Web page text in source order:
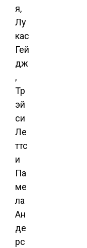
я,
Лу
кас
Гей
дж
,
Тр
эй
си
Ле
ттс
и
Па
ме
ла
Ан
де
рс